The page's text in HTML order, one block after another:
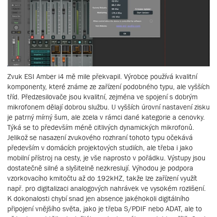
Zvuk ESI Amber i4 mě mile překvapil. Výrobce používá kvalitní
komponenty, které známe ze zařízení podobného typu, ale vyšších
tříd. Předzesilovače jsou kvalitní, zejména ve spojení s dobrým
mikrofonem dělají dobrou službu. U vyšších úrovní nastavení zisku
je patrný mírný šum, ale zcela v rámci dané kategorie a cenovky.
Týká se to především méně citlivých dynamických mikrofonů.
Jelikož se nasazení zvukového rozhraní tohoto typu očekává
především v domácích projektových studiích, ale třeba i jako
mobilní přístroj na cesty, je vše naprosto v pořádku. Výstupy jsou
dostatečně silné a slyšitelně nezkreslují. Výhodou je podpora
vzorkovacího kmitočtu až do 192kHZ, takže lze zařízení využít
např. pro digitalizaci analogových nahrávek ve vysokém rozlišení.
K dokonalosti chybí snad jen absence jakéhokoli digitálního
připojení vnějšího světa, jako je třeba S/PDIF nebo ADAT, ale to